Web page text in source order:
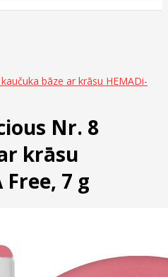
bāze ar krāsu HEMADi-
Nr. 8
krāsu
Free, 7 g